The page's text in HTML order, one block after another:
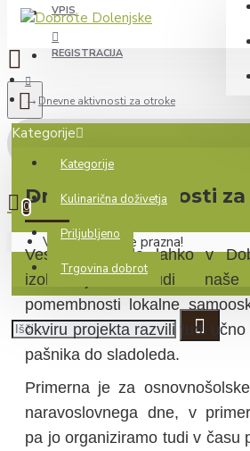
VPIS
REGISTRACIJA
Kategorije
Kategorije
Kulinarična doživetja
Priljubljeno
Trgovina dobrot
0
Vaša košarica je prazna!
Dnevne aktivnosti za otroke
Dnevne aktivnosti
Veseli smo, da lahko v
izobražujemo tudi
pomembnosti lokalne
okviru projekta razvili tudi
pašnika do sladoleda.
Primerna je za
naravoslovnega dne, v
pa jo organiziramo tudi v času